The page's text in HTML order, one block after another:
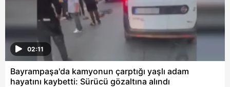
02:11
Bayrampaşa'da kamyonun çarptığı yaşlı adam
hayatını kaybetti: Sürücü gözaltına alındı